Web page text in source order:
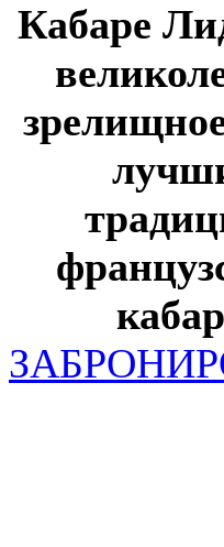
Кабаре